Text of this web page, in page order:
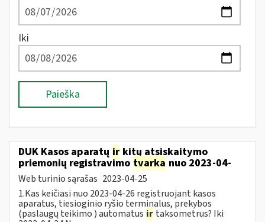
Iki
Paieška
DUK Kasos aparatų ir kitų atsiskaitymo
priemonių registravimo tvarka nuo 2023-04-
Web turinio sąrašas 2023-04-25
1.Kas keičiasi nuo 2023-04-26 registruojant kasos
aparatus, tiesioginio ryšio terminalus, prekybos
(paslaugų teikimo ) automatus ir taksometrus? Iki